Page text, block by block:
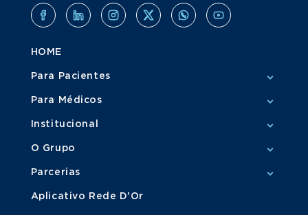
HOME
Para Pacientes
Para Médicos
Institucional
O Grupo
Parcerias
Aplicativo Rede D'Or